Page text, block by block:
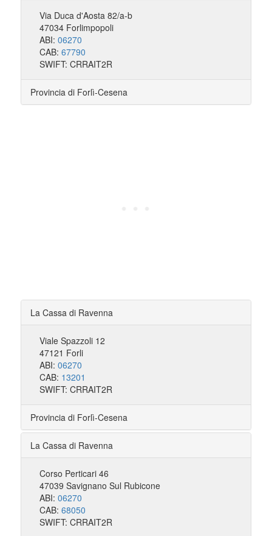
Via Duca d'Aosta 82/a-b
47034 Forlimpopoli
ABI: 06270
CAB: 67790
SWIFT: CRRAIT2R
Provincia di Forlì-Cesena
La Cassa di Ravenna
Viale Spazzoli 12
47121 Forli
ABI: 06270
CAB: 13201
SWIFT: CRRAIT2R
Provincia di Forlì-Cesena
La Cassa di Ravenna
Corso Perticari 46
47039 Savignano Sul Rubicone
ABI: 06270
CAB: 68050
SWIFT: CRRAIT2R